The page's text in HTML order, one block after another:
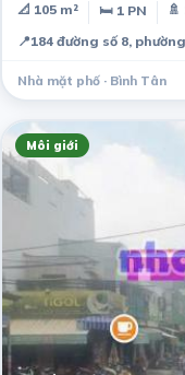
📐 105 m² 🛏 1 PN
📍184 đường số 8,
Nhà mặt phố · Bình Tân
Môi giới